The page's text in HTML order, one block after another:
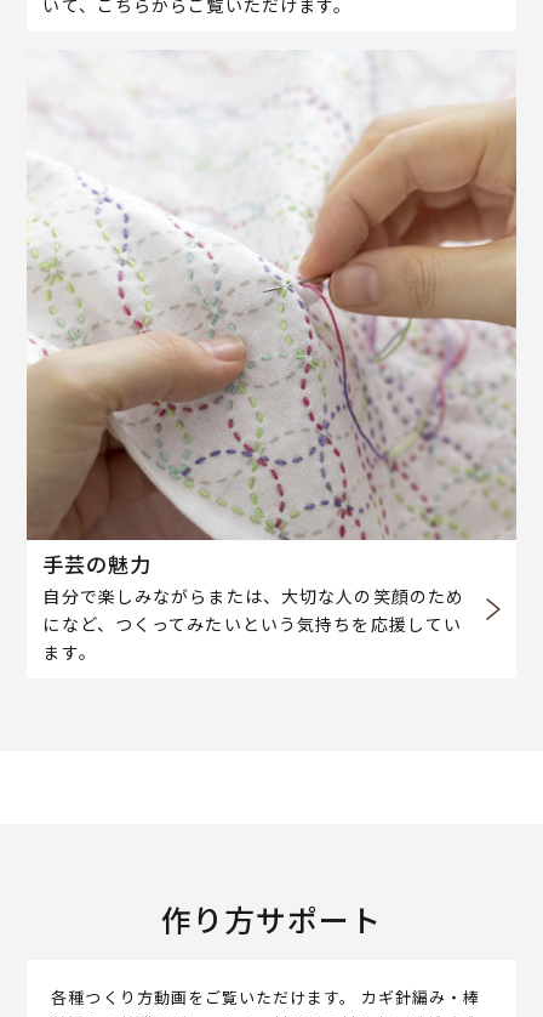
いて、こちらからご覧いただけます。
手芸の魅力
自分で楽しみながらまたは、大切な人の笑顔のため
になど、つくってみたいという気持ちを応援してい
ます。
作り方サポート
各種つくり方動画をご覧いただけます。 カギ針編み・棒